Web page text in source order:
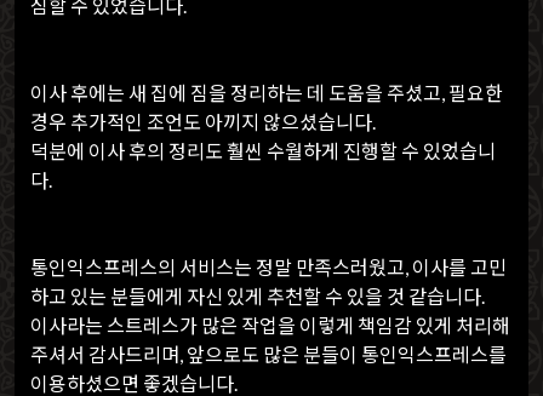
심할 수 있었습니다.
이사 후에는 새 집에 짐을 정리하는 데 도움을 주셨고, 필요한
경우 추가적인 조언도 아끼지 않으셨습니다.
덕분에 이사 후의 정리도 훨씬 수월하게 진행할 수 있었습니
다.
통인익스프레스의 서비스는 정말 만족스러웠고, 이사를 고민
하고 있는 분들에게 자신 있게 추천할 수 있을 것 같습니다.
이사라는 스트레스가 많은 작업을 이렇게 책임감 있게 처리해
주셔서 감사드리며, 앞으로도 많은 분들이 통인익스프레스를
이용하셨으면 좋겠습니다.